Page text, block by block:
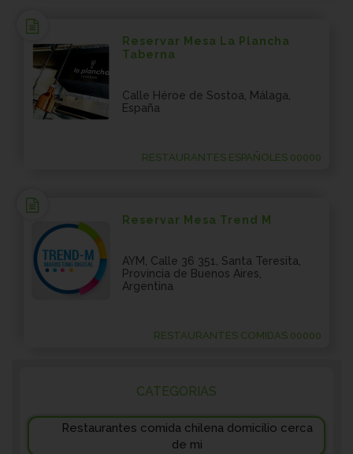
Reservar Mesa La Plancha
Taberna
Calle Héroe de Sostoa, Málaga,
España
RESTAURANTES ESPAÑOLES 00000
Reservar Mesa Trend M
AYM, Calle 36 351, Santa Teresita,
Provincia de Buenos Aires,
Argentina
RESTAURANTES COMIDAS 00000
CATEGORIAS
Restaurantes comida chilena domicilio cerca
de mi